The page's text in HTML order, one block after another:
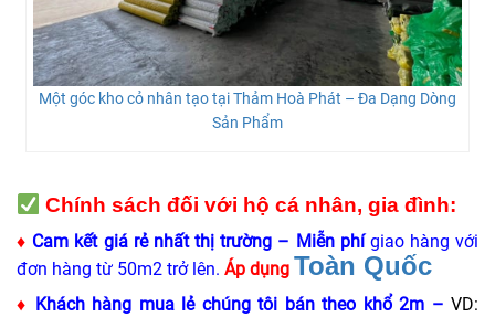
Một góc kho cỏ nhân tạo tại Thảm Hoà Phát – Đa Dạng Dòng
Sản Phẩm
Chính sách đối với hộ cá nhân, gia đình:
♦ Cam kết giá rẻ nhất thị trường – Miễn phígiao hàng với
đơn hàng từ 50m2 trở lên. Áp dụng Toàn Quốc
♦ Khách hàng mua lẻ chúng tôi bán theo khổ 2m –VD: